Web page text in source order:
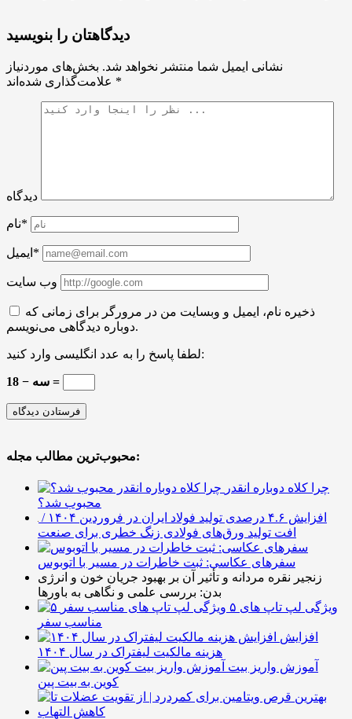
دیدگاهتان را بنویسید
نشانی ایمیل شما منتشر نخواهد شد. بخش‌های موردنیاز
*
دیدگاه
نام*
ایمیل*
وب سایت
ذخیره نام، ایمیل و وبسایت من در مرورگر برای زمانی که
دوباره دیدگاهی می‌نویسم.
لطفا پاسخ را به عدد انگلیسی وارد کنید:
18 − سه =
محبوب‌ترین مطالب مجله:
چرا کلاه دوباره انقدر
محبوب شد؟
افزایش ۴.۶ درصدی تولید فولاد ایران در فروردین ۱۴۰۴ /
افت تولید ورق‌های فولادی زنگ خطری برای صنعت
سفرهای عکاسی: ثبت خاطرات در مسیر با اتوبوس
زنجیر نقره مردانه و تأثیر آن بر بهبود جریان خون و انرژی
بدن: بررسی علمی و نگاهی به باورها
۵ ویژگی لپ تاپ های
مناسب سفر
افزایش
هزینه مالکیت لیفتراک در سال ۱۴۰۴
آموزش واریز بیت
کوین به بیت پین